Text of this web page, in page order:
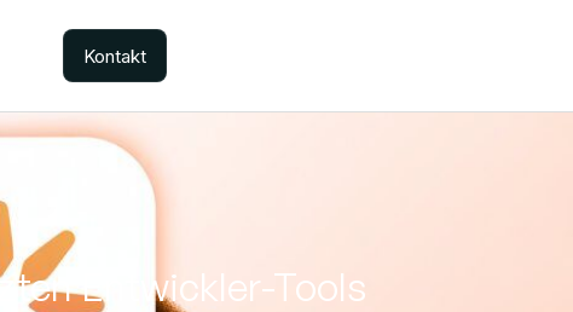
Kontakt
Entwickler-Tools